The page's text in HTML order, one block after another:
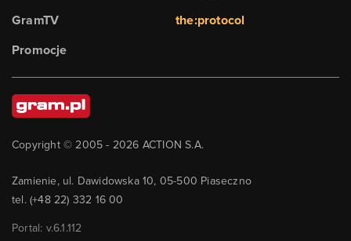
GramTV
Promocje
the:protocol
Copyright © 2005 - 2026 ACTION S.A.
Zamienie, ul. Dawidowska 10, 05-500 Piaseczno
tel. (+48 22) 332 16 00
Portal: v.6.1.112